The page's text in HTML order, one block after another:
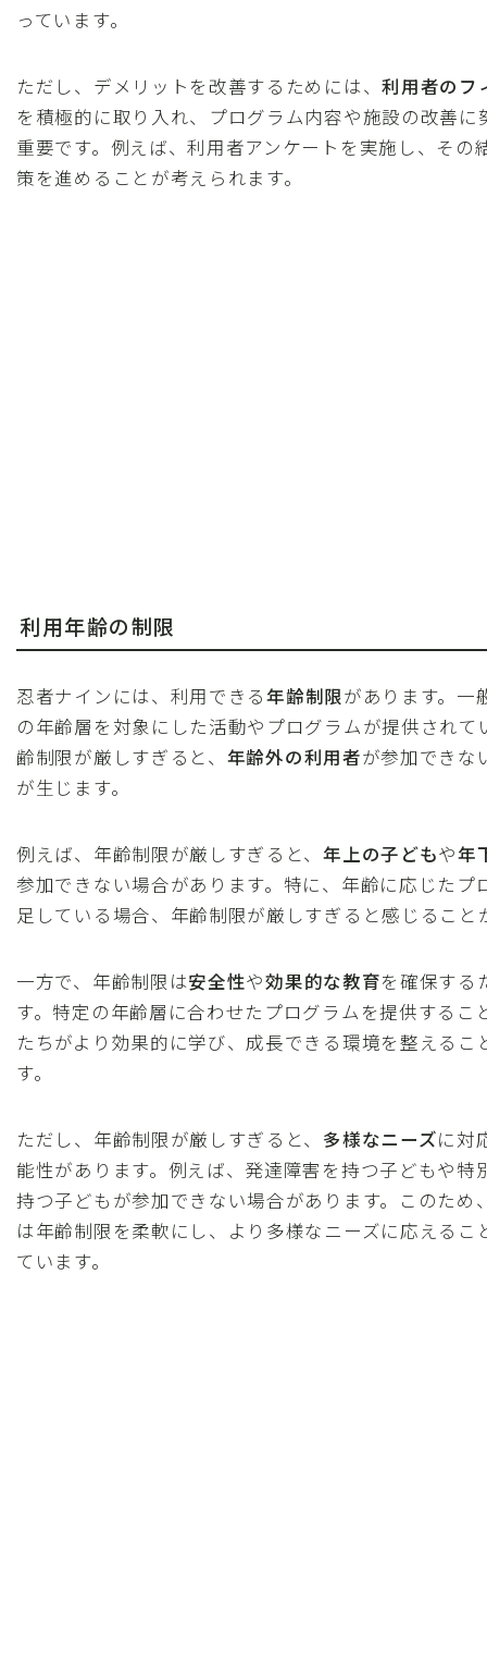
っています。
ただし、デメリットを改善するためには、利用者のフ
を積極的に取り入れ、プログラム内容や施設の改善に
重要です。例えば、利用者アンケートを実施し、その
策を進めることが考えられます。
利用年齢の制限
忍者ナインには、利用できる年齢制限があります。一
の年齢層を対象にした活動やプログラムが提供されて
齢制限が厳しすぎると、 年齢外の利用者が参加できな
が生じます。
例えば、年齢制限が厳しすぎると、年上の子どもや年
参加できない場合があります。特に、年齢に応じたプ
足している場合、年齢制限が厳しすぎると感じること
一方で、年齢制限は安全性や効果的な教育を確保する
す。特定の年齢層に合わせたプログラムを提供するこ
たちがより効果的に学び、成長できる環境を整えるこ
す。
ただし、年齢制限が厳しすぎると、 多様なニーズに対
能性があります。例えば、発達障害を持つ子どもや特
持つ子どもが参加できない場合があります。このため
は年齢制限を柔軟にし、より多様なニーズに応えるこ
ています。